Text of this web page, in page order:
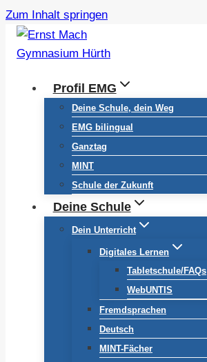
Zum Inhalt springen
Profil EMG
Deine Schule, dein Weg
EMG bilingual
Ganztag
MINT
Schule der Zukunft
Deine Schule
Dein Unterricht
Digitales Lernen
Tabletschule/FAQs
WebUNTIS
Fremdsprachen
Deutsch
MINT-Fächer